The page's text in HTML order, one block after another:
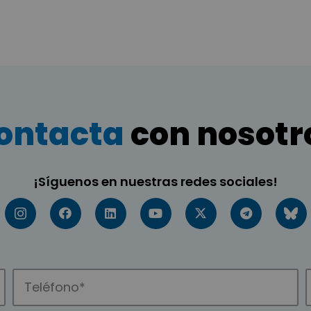
con
¡Síguenos en nuestras redes sociales!